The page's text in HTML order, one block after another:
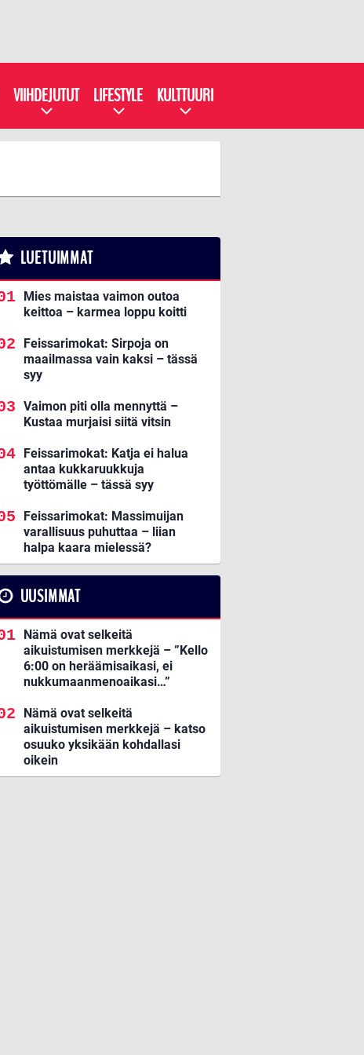
VIIHDEJUTUT LIFESTYLE KULTTUURI
LUETUIMMAT
Mies maistaa vaimon outoa
keittoa – karmea loppu koitti
Feissarimokat: Sirpoja on
maailmassa vain kaksi – tässä
syy
Vaimon piti olla mennyttä –
Kustaa murjaisi siitä vitsin
Feissarimokat: Katja ei halua
antaa kukkaruukkuja
työttömälle – tässä syy
Feissarimokat: Massimuijan
varallisuus puhuttaa – liian
halpa kaara mielessä?
UUSIMMAT
Nämä ovat selkeitä
aikuistumisen merkkejä – ”Kello
6:00 on heräämisaikasi, ei
nukkumaanmenoaikasi…”
Nämä ovat selkeitä
aikuistumisen merkkejä – katso
osuuko yksikään kohdallasi
oikein